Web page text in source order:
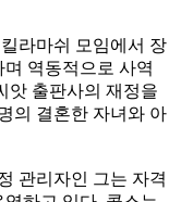
라마쉬 모임에서 장
역동적으로 사역
앗 출판사의 재정을
의 결혼한 자녀와 아
관리자인 그는 자격